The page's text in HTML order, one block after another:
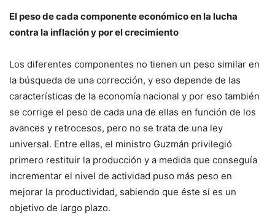
El peso de cada componente económico en la lucha
contra la inflación y por el crecimiento
Los diferentes componentes no tienen un peso similar en
la búsqueda de una corrección, y eso depende de las
características de la economía nacional y por eso también
se corrige el peso de cada una de ellas en función de los
avances y retrocesos, pero no se trata de una ley
universal. Entre ellas, el ministro Guzmán privilegió
primero restituir la producción y a medida que conseguía
incrementar el nivel de actividad puso más peso en
mejorar la productividad, sabiendo que éste sí es un
objetivo de largo plazo.